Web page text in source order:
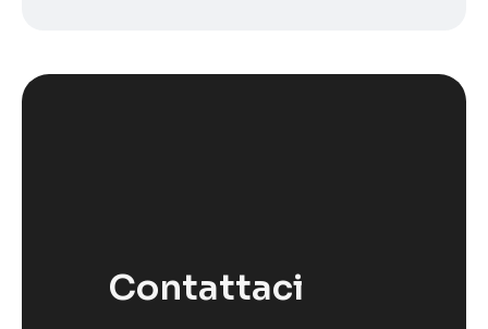
Contattaci